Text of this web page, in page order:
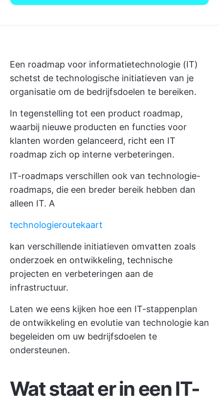
Een roadmap voor informatietechnologie (IT)
schetst de technologische initiatieven van je
organisatie om de bedrijfsdoelen te bereiken.
In tegenstelling tot een product roadmap,
waarbij nieuwe producten en functies voor
klanten worden gelanceerd, richt een IT
roadmap zich op interne verbeteringen.
IT-roadmaps verschillen ook van technologie-
roadmaps, die een breder bereik hebben dan
alleen IT. A
technologieroutekaart
kan verschillende initiatieven omvatten zoals
onderzoek en ontwikkeling, technische
projecten en verbeteringen aan de
infrastructuur.
Laten we eens kijken hoe een IT-stappenplan
de ontwikkeling en evolutie van technologie kan
begeleiden om uw bedrijfsdoelen te
ondersteunen.
Wat staat er in een IT-